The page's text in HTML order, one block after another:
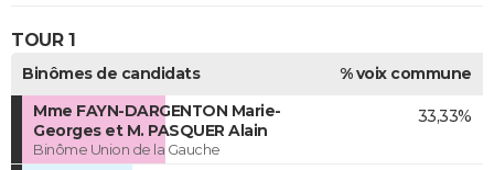
TOUR 1
Binômes de candidats
% voix commune
Mme FAYN-DARGENTON Marie-
Georges et M. PASQUER Alain
Binôme Union de la Gauche
33,33%